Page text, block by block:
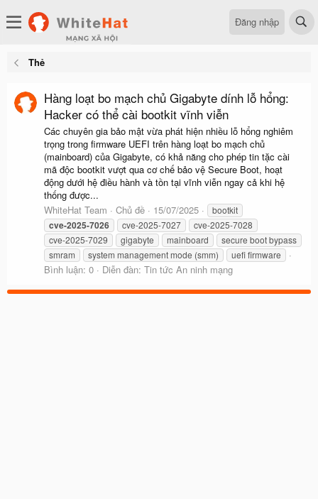
Đăng nhập
Thẻ
Hàng loạt bo mạch chủ Gigabyte dính lỗ hổng:
Hacker có thể cài bootkit vĩnh viễn
Các chuyên gia bảo mật vừa phát hiện nhiều lỗ hổng nghiêm
trọng trong firmware UEFI trên hàng loạt bo mạch chủ
(mainboard) của Gigabyte, có khả năng cho phép tin tặc cài
mã độc bootkit vượt qua cơ chế bảo vệ Secure Boot, hoạt
động dưới hệ điều hành và tồn tại vĩnh viễn ngay cả khi hệ
thống được...
WhiteHat Team
Chủ đề 15/07/2025 bootkit
cve-2025-7026 cve-2025-7027
cve-2025-7028
cve-2025-7029
gigabyte mainboard
secure boot bypass
smram
system management mode (smm) uefi firmware
Bình luận: 0 Diễn đàn: Tin tức An ninh mạng